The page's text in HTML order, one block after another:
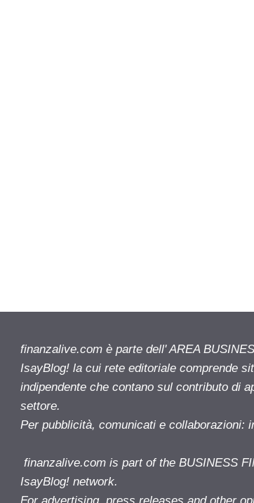
finanzalive.com è parte dell' AREA
IsayBlog! la cui rete editoriale comprende
indipendente che contano sul contributo di
settore.
Per pubblicità, comunicati e collaborazioni:
finanzalive.com is part of the BUSINESS
IsayBlog! network.